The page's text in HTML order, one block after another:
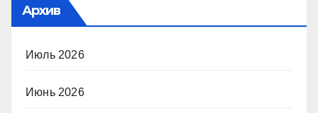
Архив
Июль 2026
Июнь 2026